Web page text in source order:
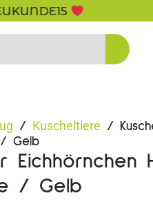
/ Kuscheltiere /
/ Gelb
/ Gelb